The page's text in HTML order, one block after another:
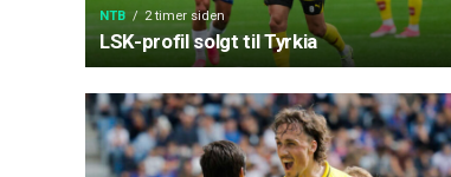
NTB 2 timer siden
LSK-profil solgt til Tyrkia